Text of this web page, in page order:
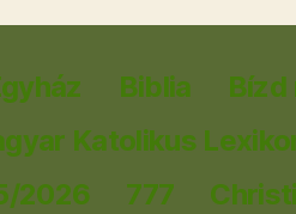
Biblia
Bízd
Katolikus
2026 777